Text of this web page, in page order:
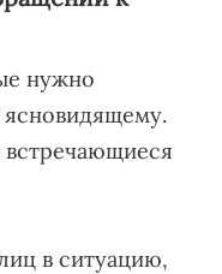
нужно
в ситуацию,